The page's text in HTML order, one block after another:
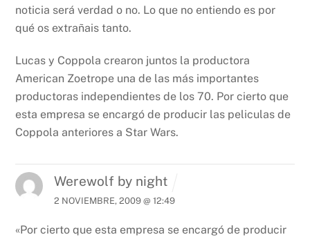
noticia será verdad o no. Lo que no entiendo es por
qué os extrañais tanto.
Lucas y Coppola crearon juntos la productora
American Zoetrope una de las más importantes
productoras independientes de los 70. Por cierto que
esta empresa se encargó de producir las peliculas de
Coppola anteriores a Star Wars.
Werewolf by night
2 NOVIEMBRE, 2009 @ 12:49
«Por cierto que esta empresa se encargó de producir